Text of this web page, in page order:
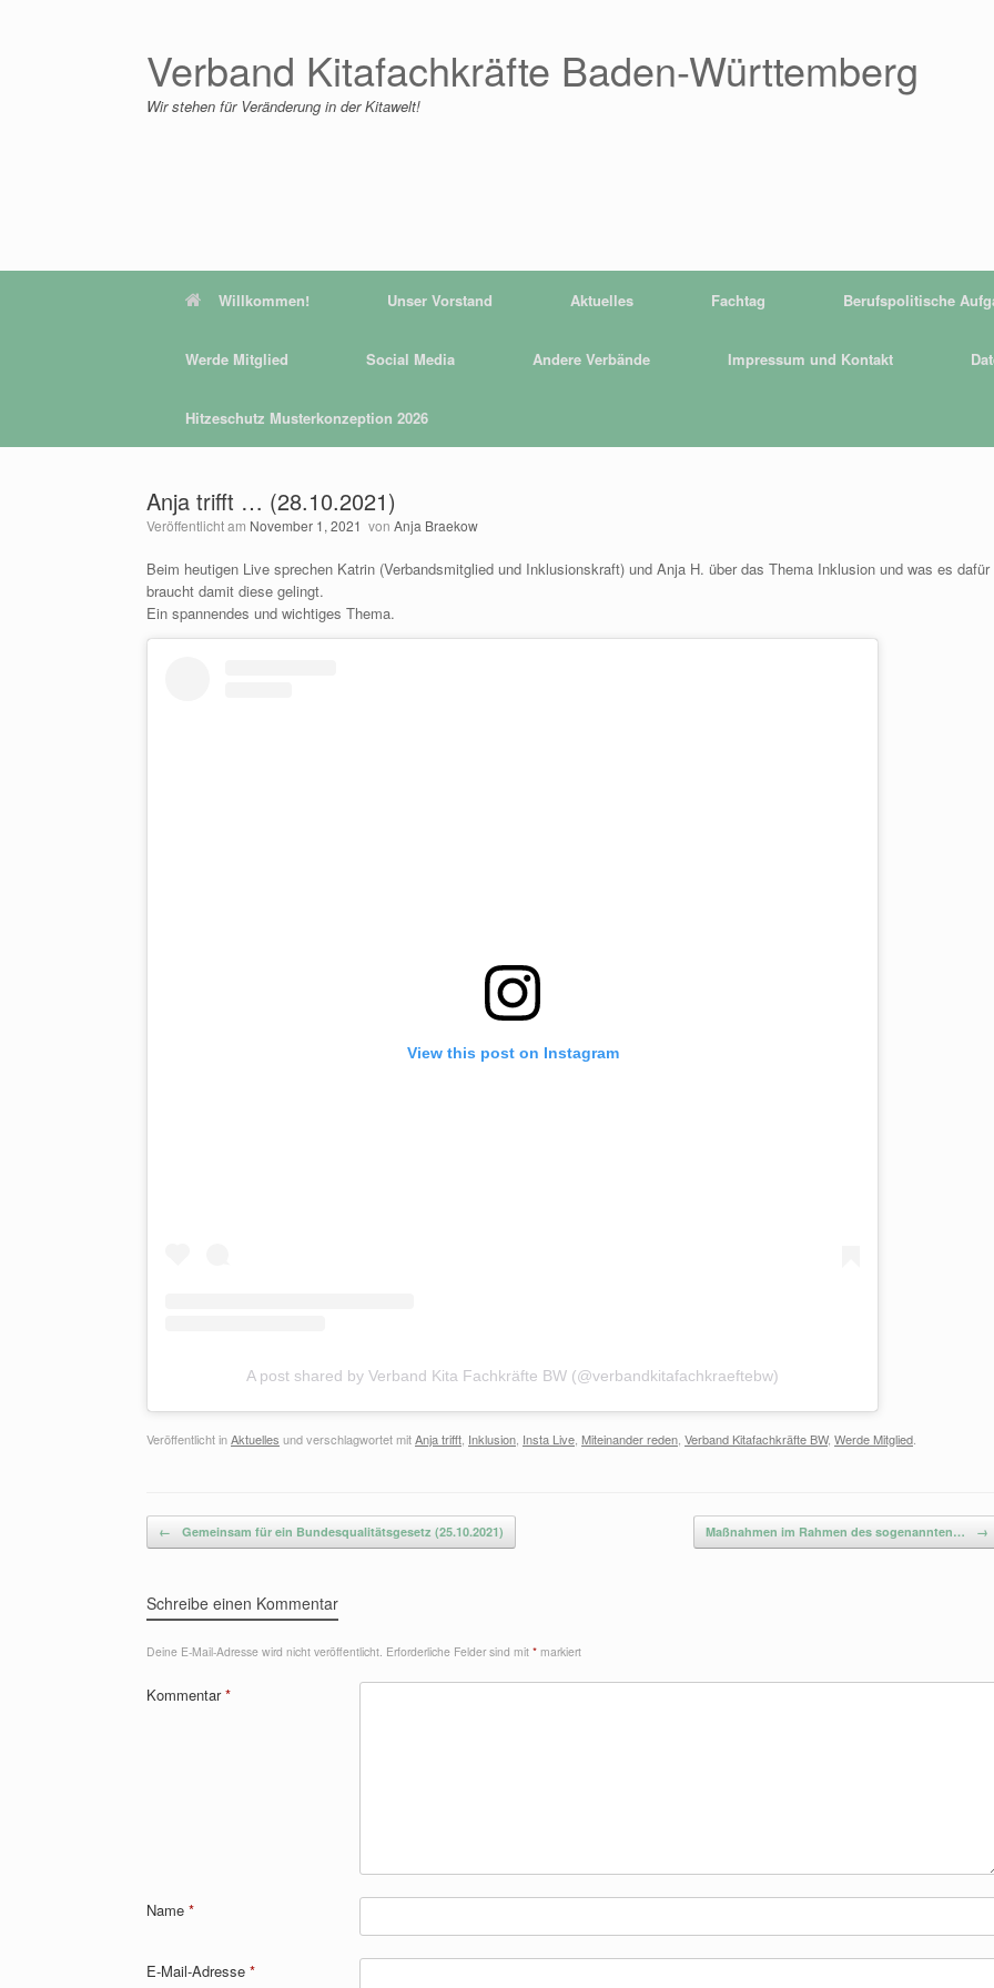
Verband Kitafachkräfte Baden-Württemberg
Wir stehen für Veränderung in der Kitawelt!
Willkommen! Unser Vorstand Aktuelles Fachtag Berufspolitische
Werde Mitglied Social Media Andere Verbände Impressum und Kontakt
Hitzeschutz Musterkonzeption 2026
Anja trifft … (28.10.2021)
Veröffentlicht am November 1, 2021 von Anja Braekow
Beim heutigen Live sprechen Katrin (Verbandsmitglied und Inklusionskraft) und Anja H. über das Thema Inklusion und was es dafür
braucht damit diese gelingt.
Ein spannendes und wichtiges Thema.
View this post on Instagram
A post shared by Verband Kita Fachkräfte BW (@verbandkitafachkraeftebw)
Veröffentlicht inAktuelles und verschlagwortet mitAnja trifft, Inklusion, Insta Live, Miteinander reden, Verband Kitafachkräfte BW, Werde Mitglied.
Beitragsnavigation
← Gemeinsam für ein Bundesqualitätsgesetz (25.10.2021) Maßnahmen im Rahmen des sogenannten… →
Schreibe einen Kommentar
Deine E-Mail-Adresse wird nicht veröffentlicht. Erforderliche Felder sind mit * markiert
Kommentar*
Name *
E-Mail-Adresse *